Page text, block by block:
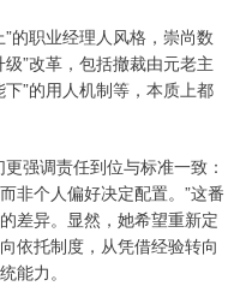
的职业经理人风格，崇尚数
”改革，包括撤裁由元老主
”的用人机制等，本质上都
强调责任到位与标准一致：
非个人偏好决定配置。”这番
差异。显然，她希望重新定
依托制度，从凭借经验转向
能力。